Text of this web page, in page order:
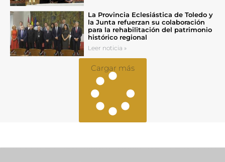
La Provincia Eclesiástica de Toledo y
la Junta refuerzan su colaboración
para la rehabilitación del patrimonio
histórico regional
Leer noticia »
Cargar más